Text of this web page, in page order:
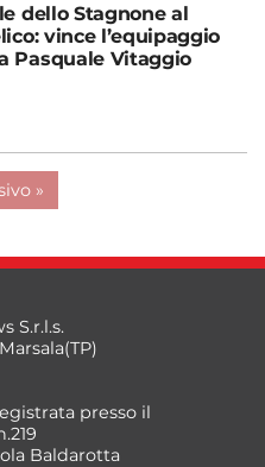
dello Stagnone al
vince l’equipaggio
Pasquale Vitaggio
»
S.r.l.s.
presso il
Baldarotta